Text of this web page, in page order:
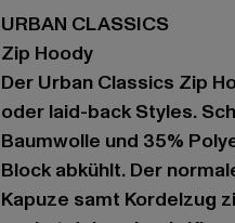
URBAN CLASSICS
Zip Hoody
Der Urban Classics Zip
oder laid-back Styles.
Baumwolle und 35%
Block abkühlt. Der
Kapuze samt Kordelzug